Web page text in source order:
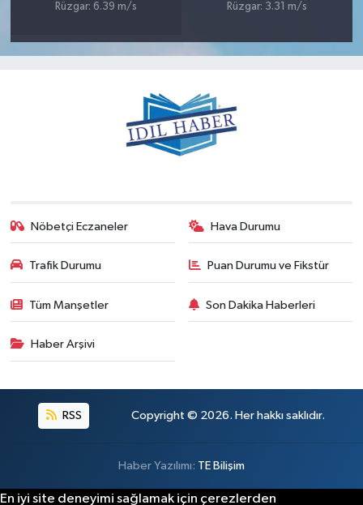
Rüzgar: 6.39 m/s
Rüzgar: 3.31 m/s
Nöbetçi Eczaneler Hava Durumu
Trafik Durumu Puan Durumu ve Fikstür
Tüm Manşetler Son Dakika Haberleri
Haber Arşivi
RSS Copyright © 2026. Her hakkı saklıdır.
Haber Yazılımı: TE Bilişim
En iyi site deneyimi sağlamak için çerezlerden